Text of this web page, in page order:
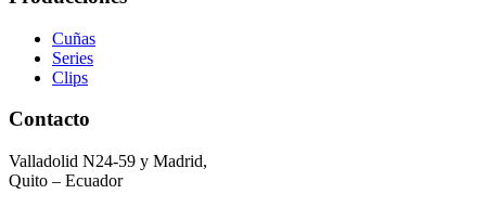
Cuñas
Series
Clips
Contacto
Valladolid N24-59 y Madrid,
Quito – Ecuador